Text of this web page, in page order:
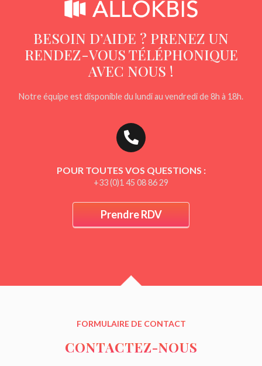
BESOIN D’AIDE ? PRENEZ UN
RENDEZ-VOUS TÉLÉPHONIQUE
AVEC NOUS !
Notre équipe est disponible du lundi au vendredi de 8h à 18h.
POUR TOUTES VOS QUESTIONS :
+33 (0)1 45 08 86 29
Prendre RDV
FORMULAIRE DE CONTACT
CONTACTEZ-NOUS